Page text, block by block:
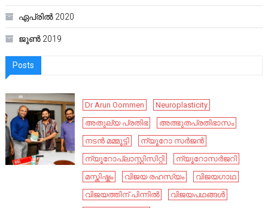
ഏപ്രിൽ 2020
ജൂൺ 2019
Posts
Dr Arun Oommen
Neuroplasticity
അതുല്യ പ്രതിഭ
അത്ഭുതപ്രതിഭാസം
നടൻ മമ്മൂട്ടി
ന്യൂറോ സർജൻ
ന്യൂറോപ്ലാസ്റ്റിസിറ്റി
ന്യൂറോസർജറി
മസ്തിഷ്കം
വിജയ രഹസ്യം
വിജയഗാഥ
വിജയത്തിന് പിന്നിൽ
വിജയപഥങ്ങൾ